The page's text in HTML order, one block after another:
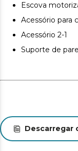
aspiração para
mais eficiente
Limpeza em
suporte de
Escova
Acessório para
Acessório 2-1
Suporte de
Descarregar